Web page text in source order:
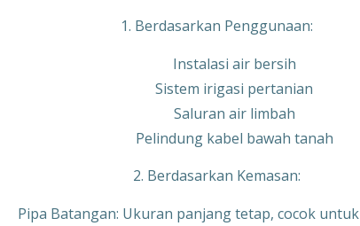
1. Berdasarkan Penggunaan:
Instalasi air bersih
Sistem irigasi pertanian
Saluran air limbah
Pelindung kabel bawah tanah
2. Berdasarkan Kemasan:
Pipa Batangan: Ukuran panjang tetap, cocok